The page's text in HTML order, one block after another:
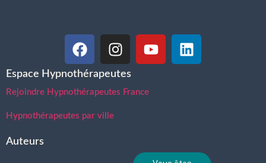
Espace Hypnothérapeutes
Rejoindre Hypnothérapeutes France
Hypnothérapeutes par ville
Auteurs